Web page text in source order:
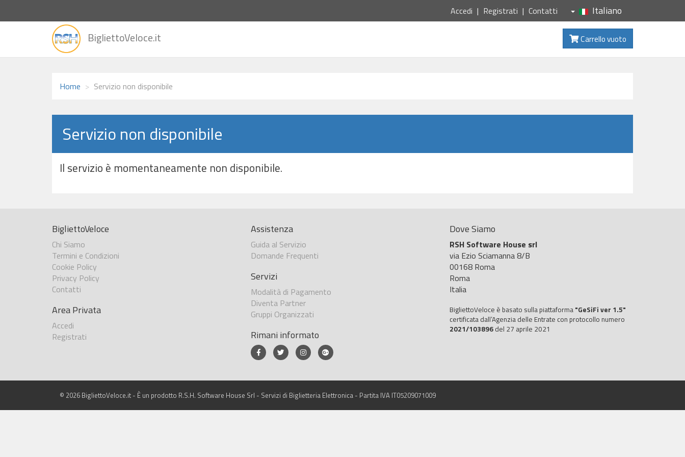
Accedi Registrati Contatti Italiano
alla
BigliettoVeloce.it Carrello vuoto
Home Servizio non disponibile
Servizio non disponibile
Il servizio è momentaneamente non disponibile.
BigliettoVeloce
Chi Siamo
Termini e Condizioni
Cookie Policy
Privacy Policy
Contatti
Area Privata
Accedi
Registrati
Assistenza
Guida al Servizio
Domande Frequenti
Servizi
Modalità di Pagamento
Diventa Partner
Gruppi Organizzati
Rimani informato
Dove Siamo
RSH Software House srl
via Ezio Sciamanna 8/B
00168 Roma
Roma
Italia
BigliettoVeloce è basato sulla piattaforma "GeSiFi ver 1.5"
certificata dall’Agenzia delle Entrate con protocollo numero
2021/103896 del 27 aprile 2021
© 2026 BigliettoVeloce.it - È un prodotto R.S.H. Software House Srl - Servizi di Biglietteria Elettronica - Partita IVA IT05209071009